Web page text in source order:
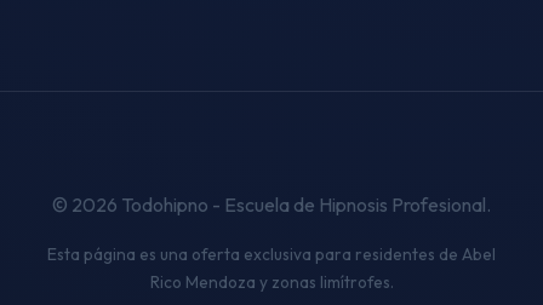
© 2026 Todohipno - Escuela de Hipnosis Profesional.
Esta página es una oferta exclusiva para residentes de Abel
Rico Mendoza y zonas limítrofes.